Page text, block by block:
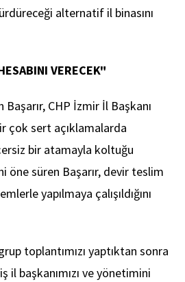
alternatif il binasını
VERECEK"
CHP İzmir İl Başkanı
çok sert açıklamalarda
bir atamayla koltuğu
öne süren Başarır, devir teslim
yapılmaya çalışıldığını
toplantımızı yaptıktan sonra
il başkanımızı ve yönetimini